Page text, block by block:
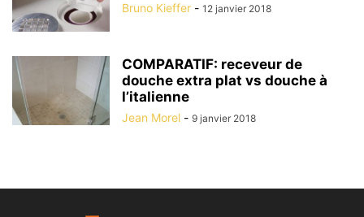
Bruno Kieffer - 12 janvier 2018
COMPARATIF: receveur de
douche extra plat vs douche à
l’italienne
Jean Morel - 9 janvier 2018